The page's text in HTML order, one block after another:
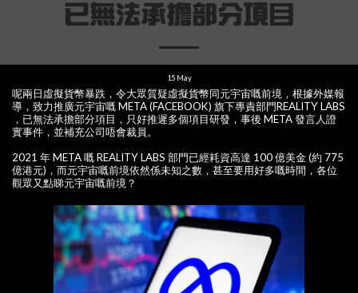
已無法承擔部分項目
15 May
呢兩日虛擬貨幣暴跌，令大眾質疑虛擬貨幣同元宇宙嘅前境，根據外媒報
導，致力推廣元宇宙嘅 META (FACEBOOK) 旗下專責部門REALITY LABS
，已無法承擔部分項目，只好推遲多個項目研發，事後 META 發言人證
實事件，並補充公司唔會裁員。
2021 年 META 嘅 REALITY LABS 部門已經耗資高達 100 億美金 (約 775
億港元)，而元宇宙嘅前境依然係未知之數，甚至要用好多嘅時間，各位
觀眾又點睇元宇宙嘅前境？